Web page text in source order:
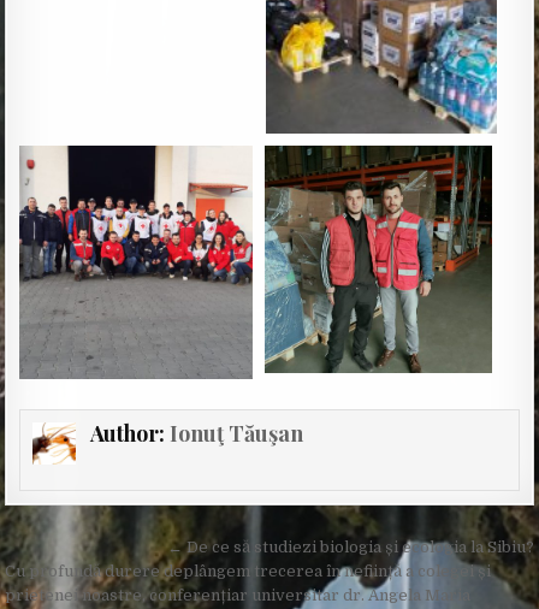
Author: Ionuţ Tăuşan
Post
navigation
← De ce să studiezi biologia și ecologia la Sibiu?
Cu profundă durere deplângem trecerea în neființă a colegei și
prietenei noastre, conferențiar universitar dr. Angela Maria